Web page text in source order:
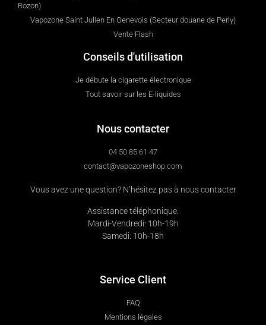
Rozon)
Vapozone Saint Julien En Genevois (Secteur douane de Perly)
Vente Flash
Conseils d'utilisation
Je débute la cigarette électronique
Tout savoir sur les E-liquides
Nous contacter
04 50 85 61 47
contact@vapozoneshop.com
Vous avez une question? N’hésitez pas à nous contacter
Assistance téléphonique:
Mardi-Vendredi: 10h-19h
Samedi: 10h-18h
Service Client
FAQ
Mentions légales